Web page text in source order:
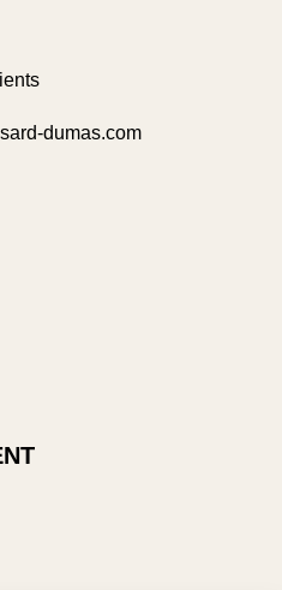
dumas.com